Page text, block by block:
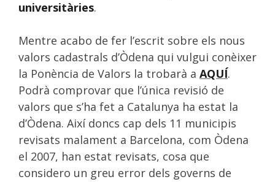
universitàries.
Mentre acabo de fer l’escrit sobre els nous
valors cadastrals d’Òdena qui vulgui conèixer
la Ponència de Valors la trobarà a AQUÍ.
Podrà comprovar que l’única revisió de
valors que s’ha fet a Catalunya ha estat la
d’Òdena. Així doncs cap dels 11 municipis
revisats malament a Barcelona, com Òdena
el 2007, han estat revisats, cosa que
considero un greu error dels governs de